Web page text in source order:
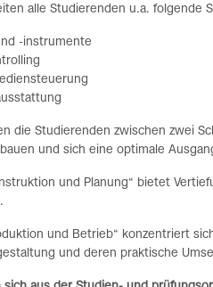
alle Studierenden u.a. folgende
-instrumente
die Studierenden zwischen zwei
und sich eine optimale
und Planung“ bietet
und Betrieb“ konzentriert
und deren praktische